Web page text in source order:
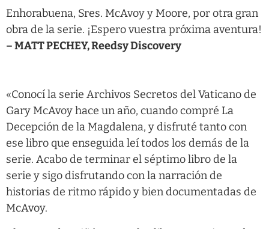
Enhorabuena, Sres. McAvoy y Moore, por otra gran
obra de la serie. ¡Espero vuestra próxima aventura!
– MATT PECHEY, Reedsy Discovery
«Conocí la serie Archivos Secretos del Vaticano de
Gary McAvoy hace un año, cuando compré La
Decepción de la Magdalena, y disfruté tanto con
ese libro que enseguida leí todos los demás de la
serie. Acabo de terminar el séptimo libro de la
serie y sigo disfrutando con la narración de
historias de ritmo rápido y bien documentadas de
McAvoy.